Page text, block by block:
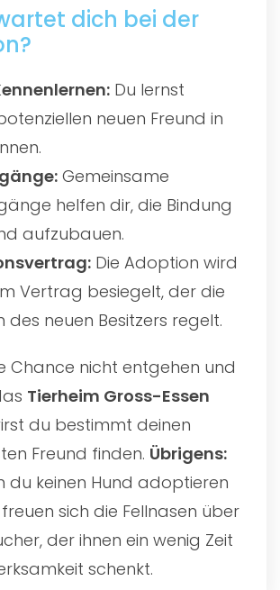
dich bei der
Du lernst
neuen Freund in
Gemeinsame
helfen dir, die Bindung
aufzubauen.
Die Adoption wird
Vertrag besiegelt, der die
des neuen Besitzers regelt.
Chance nicht entgehen und
Tierheim Gross-Essen
du bestimmt deinen
Freund finden. Übrigens:
du keinen Hund adoptieren
sich die Fellnasen über
der ihnen ein wenig Zeit
schenkt.